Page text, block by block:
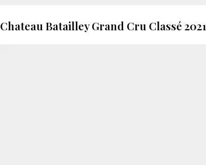
Chateau Batailley Grand Cru Classé 2021